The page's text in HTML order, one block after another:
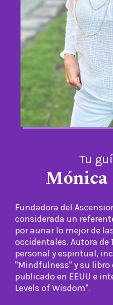
Tu
Mónica
Fundadora del
considerada un
por aunar lo mejor de
occidentales. Autora de
personal y espiritual,
"Mindfulness" y su libro
publicado en EEUU e
Levels of Wisdom".